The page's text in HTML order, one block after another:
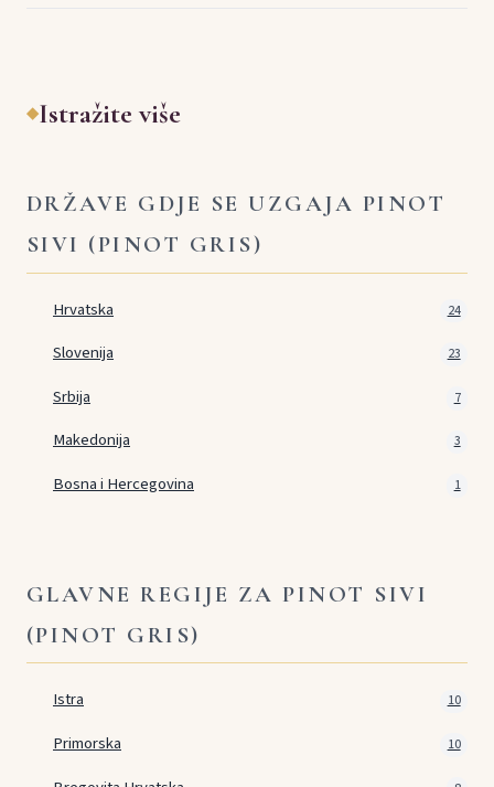
◆Istražite više
DRŽAVE GDJE SE UZGAJA PINOT
SIVI (PINOT GRIS)
Hrvatska 24
Slovenija 23
Srbija 7
Makedonija 3
Bosna i Hercegovina 1
GLAVNE REGIJE ZA PINOT SIVI
(PINOT GRIS)
Istra 10
Primorska 10